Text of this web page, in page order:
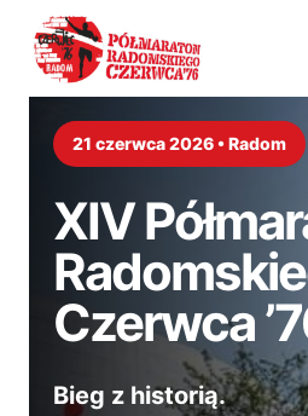
Przejdź
treści
21 czerwca 2026 • Radom
XIV
Czerwca
Bieg z historią.